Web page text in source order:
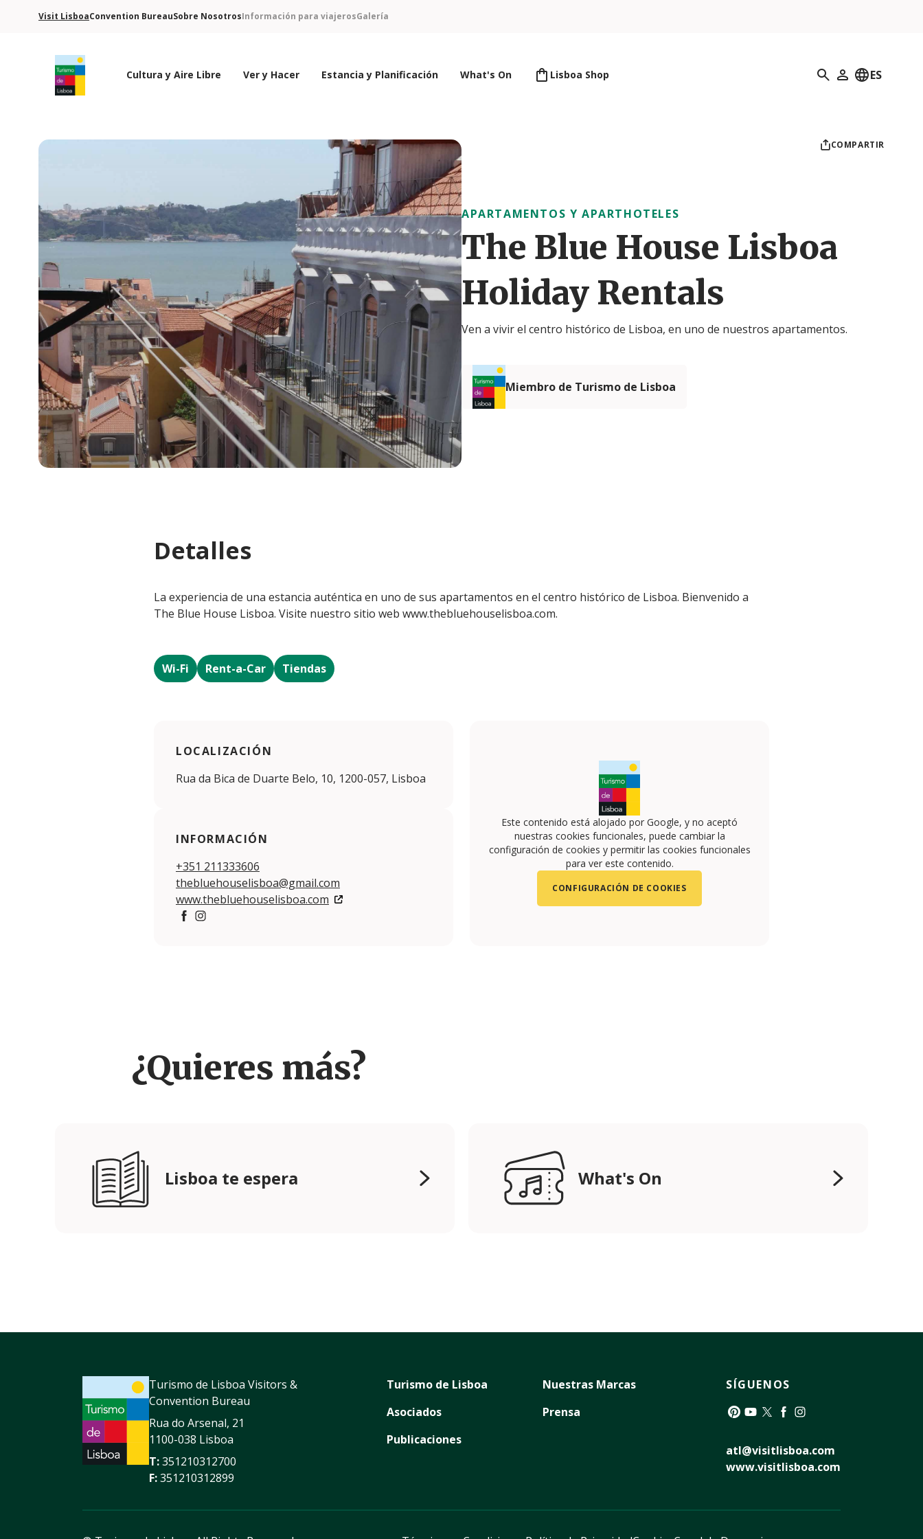
Visit LisboaConvention BureauSobre NosotrosInformación para viajerosGalería
Cultura y Aire Libre Ver y Hacer Estancia y Planificación What's On Lisboa Shop Búsqueda
Mi perfil
ES
COMPARTIR
APARTAMENTOS Y APARTHOTELES
The Blue House Lisboa
Holiday Rentals
Ven a vivir el centro histórico de Lisboa, en uno de nuestros apartamentos.
Miembro de Turismo de Lisboa
Detalles
La experiencia de una estancia auténtica en uno de sus apartamentos en el centro histórico de Lisboa. Bienvenido a
The Blue House Lisboa. Visite nuestro sitio web www.thebluehouselisboa.com.
Wi-Fi Rent-a-Car Tiendas
LOCALIZACIÓN
Rua da Bica de Duarte Belo, 10, 1200-057, Lisboa
INFORMACIÓN
+351 211333606
thebluehouselisboa@gmail.com
www.thebluehouselisboa.com
Este contenido está alojado por Google, y no aceptó
nuestras cookies funcionales, puede cambiar la
configuración de cookies y permitir las cookies funcionales
para ver este contenido.
CONFIGURACIÓN DE COOKIES
¿Quieres más?
Lisboa te espera What's On
Turismo de Lisboa Visitors &
Convention Bureau
Rua do Arsenal, 21
1100-038 Lisboa
T:351210312700
F:351210312899
Turismo de Lisboa
Asociados
Publicaciones
Nuestras Marcas
Prensa
SÍGUENOS
atl@visitlisboa.com
www.visitlisboa.com